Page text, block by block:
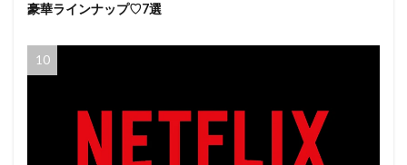
豪華ラインナップ♡7選